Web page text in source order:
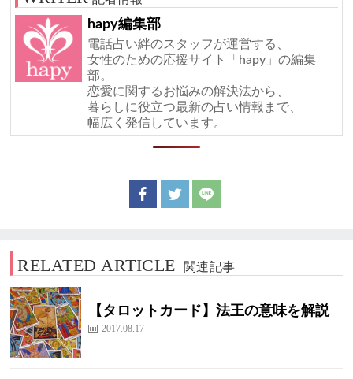
hapy編集部
電話占い絆のスタッフが運営する、
女性のための応援サイト「hapy」の編集
部。
恋愛に関するお悩みの解決法から、
暮らしに役立つ最新の占い情報まで、
幅広く発信しています。
RELATED ARTICLE 関連記事
【タロットカード】法王の意味を解説
2017.08.17